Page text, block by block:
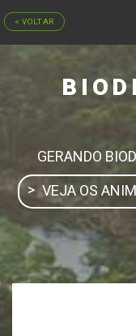
GERANDO
VEJA OS
< VOLTAR